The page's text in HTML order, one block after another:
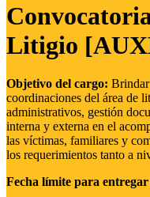
Litigio
Objetivo del cargo:
coordinaciones del área de
administrativos, gestión
interna y externa en el
las víctimas, familiares y
los requerimientos tanto a
Fecha límite para